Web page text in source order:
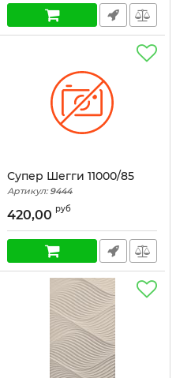
Супер Шегги 11000/85
Артикул: 9444
420,00 руб